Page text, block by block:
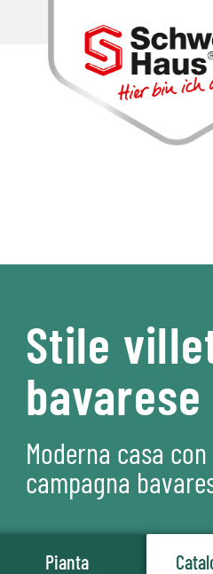
Stile
bavarese
Moderna casa
campagna
Pianta